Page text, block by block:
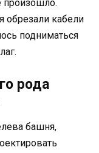
произошло.
обрезали кабели
подниматься
рода
башня,